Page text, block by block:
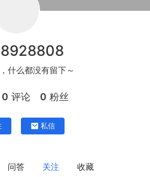
什么都没有留下～
0 评论 0 粉丝
私信
问答 关注 收藏